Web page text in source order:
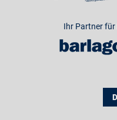
Ihr Partner für